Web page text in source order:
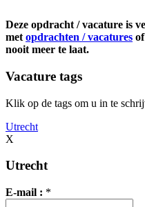
Deze opdracht / vacature is
met opdrachten / vacatures
nooit meer te laat.
Vacature tags
Klik op de tags om u in te
Utrecht
X
Utrecht
E-mail : *